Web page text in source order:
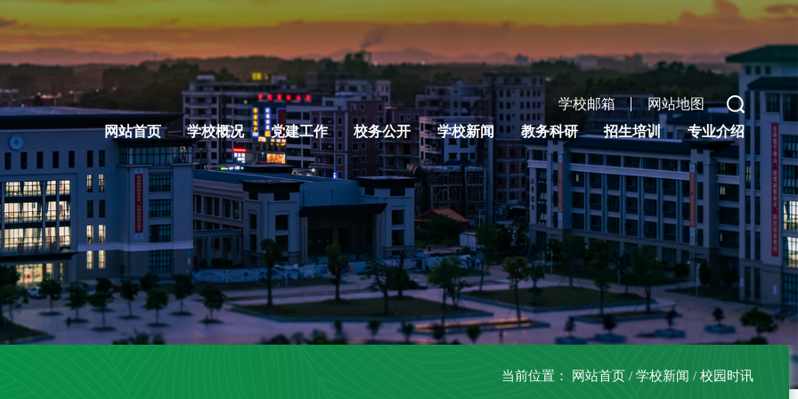
学校邮箱
网站地图
网站首页
学校概况 党建工作 校务公开 学校新闻 教务科研 招生培训 专业介绍
当前位置： 网站首页 / 学校新闻 / 校园时讯